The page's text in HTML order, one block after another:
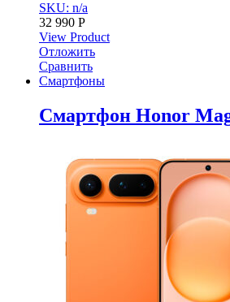
SKU: n/a
32 990 Р
View Product
Отложить
Сравнить
Смартфоны
Смартфон Honor